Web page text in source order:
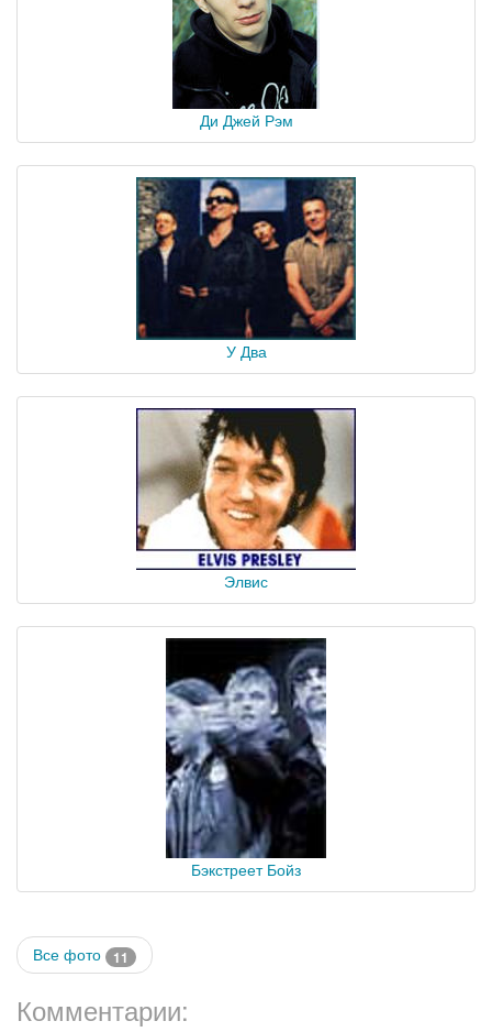
Ди Джей Рэм
У Два
Элвис
Бэкстреет Бойз
Все фото 11
Комментарии: